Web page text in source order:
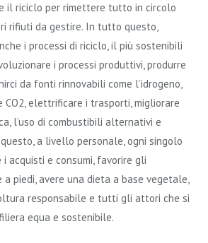
il riciclo per rimettere tutto in circolo
rifiuti da gestire. In tutto questo,
i processi di riciclo, il più sostenibili
i processi produttivi, produrre
da fonti rinnovabili come l’idrogeno,
elettrificare i trasporti, migliorare
l’uso di combustibili alternativi e
a livello personale, ogni singolo
acquisti e consumi, favorire gli
a piedi, avere una dieta a base vegetale,
responsabile e tutti gli attori che si
equa e sostenibile.